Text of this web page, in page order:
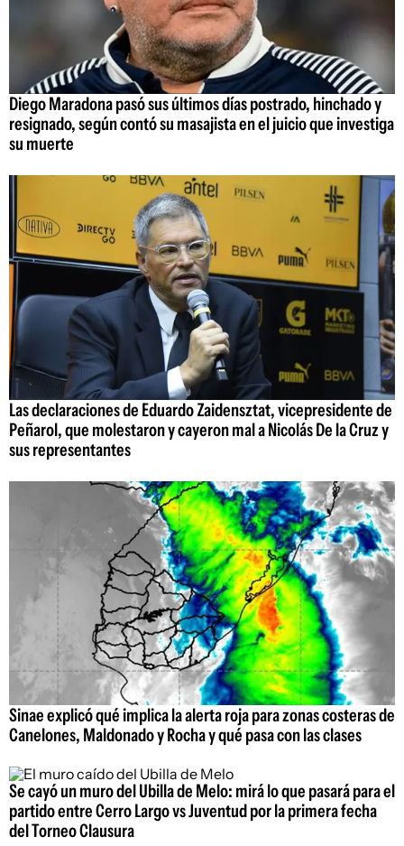
Diego Maradona pasó sus últimos días postrado, hinchado y
resignado, según contó su masajista en el juicio que investiga
su muerte
Las declaraciones de Eduardo Zaidensztat, vicepresidente de
Peñarol, que molestaron y cayeron mal a Nicolás De la Cruz y
sus representantes
Sinae explicó qué implica la alerta roja para zonas costeras de
Canelones, Maldonado y Rocha y qué pasa con las clases
Se cayó un muro del Ubilla de Melo: mirá lo que pasará para el
partido entre Cerro Largo vs Juventud por la primera fecha
del Torneo Clausura